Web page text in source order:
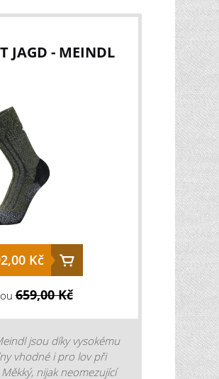
JAGD - MEINDL
Kč
659,00 Kč
jsou díky vysokému
vhodné i pro lov při
nijak neomezující